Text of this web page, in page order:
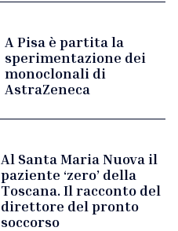
A Pisa è partita la
sperimentazione dei
monoclonali di
AstraZeneca
Al Santa Maria Nuova il
paziente ‘zero’ della
Toscana. Il racconto del
direttore del pronto
soccorso